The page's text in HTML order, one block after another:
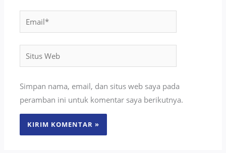
Situs
Web
Simpan nama, email, dan situs web saya pada
peramban ini untuk komentar saya berikutnya.